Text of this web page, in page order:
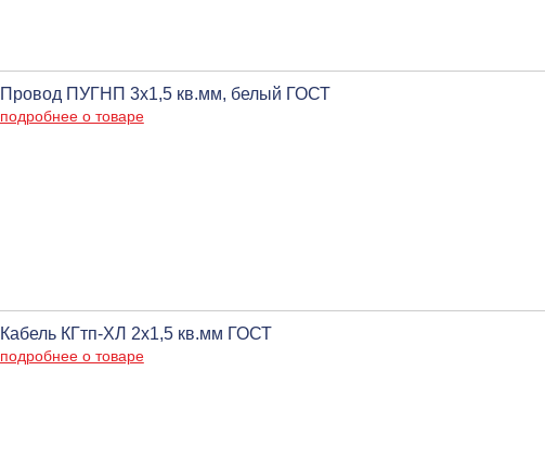
Провод ПУГНП 3х1,5 кв.мм, белый ГОСТ
подробнее о товаре
Кабель КГтп-ХЛ 2х1,5 кв.мм ГОСТ
подробнее о товаре